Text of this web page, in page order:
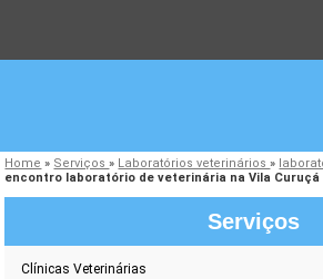
Home » Serviços» Laboratórios veterinários»
encontro laboratório de veterinária na Vila Curuçá
Serviços
Clínicas Veterinárias